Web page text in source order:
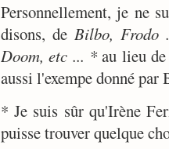
Personnellement, je ne
disons, de Bilbo, Frodo
Doom, etc ... * au lieu
aussi l'exempe donné par
* Je suis sûr qu'Irène
puisse trouver quelque